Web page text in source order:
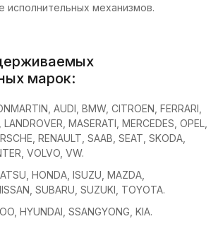
исполнительных механизмов.
марок:
AUDI, BMW, CITROEN, FERRARI,
MASERATI, MERCEDES, OPEL,
RENAULT, SAAB, SEAT, SKODA,
VOLVO, VW.
HONDA, ISUZU, MAZDA,
SUBARU, SUZUKI, TOYOTA.
HYUNDAI, SSANGYONG, KIA.